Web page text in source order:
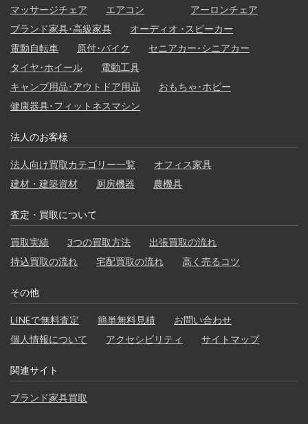
マッサージチェア エアコン
アーロンチェア
ブランド家具･高級家具
オーディオ ･スピーカー
電動自転車
原付･バイク
セニアカー･シニアカー
タイヤ･ホイール
電動工具
キャンプ用品･アウトドア用品
おもちゃ･ホビー
健康器具･フィットネスマシン
法人のお客様
法人向け買取カテゴリー一覧
オフィス家具
建材・建築資材
厨房機器 農機具
査定・買取について
買取実績 3つの買取方法
出張買取の流れ
持込買取の流れ
宅配買取の流れ 高く売るコツ
その他
LINEで無料査定 簡単無料見積
お問い合わせ
個人情報について
アクセシビリティ サイトマップ
関連サイト
ブランド家具買取